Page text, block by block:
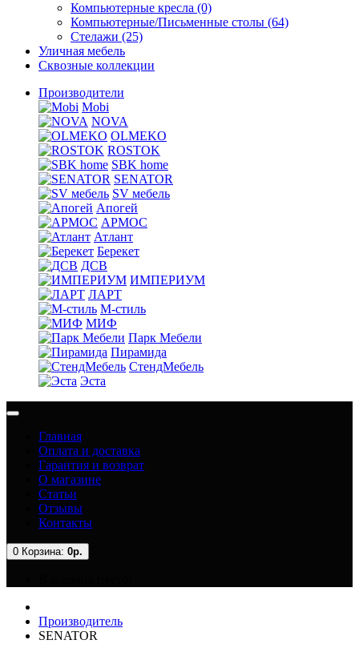
Компьютерные кресла (0)
Компьютерные/Письменные столы (64)
Стелажи (25)
Уличная мебель
Сквозные коллекции
Производители
Mobi
NOVA
OLMEKO
ROSTOK
SBK home
SENATOR
SV мебель
Апогей
АРМОС
Атлант
Берекет
ДСВ
ИМПЕРИУМ
ЛАРТ
М-стиль
МИФ
Парк Мебели
Пирамида
СтендМебель
Эста
Главная
Оплата и доставка
Гарантия и возврат
О магазине
Статьи
Отзывы
Контакты
0 Корзина: 0р.
Производитель
SENATOR